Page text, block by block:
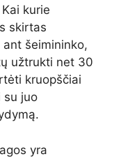
kurie
skirtas
šeimininko,
užtrukti net 30
kruopščiai
su juo
yra